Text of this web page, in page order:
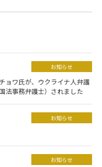
お知らせ
ョワ氏が、ウクライナ人弁護
法事務弁護士）されました
お知らせ
お知らせ